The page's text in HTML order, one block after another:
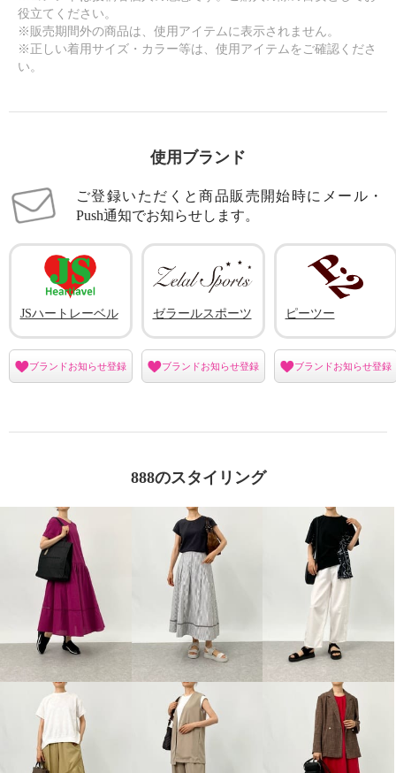
役立てください。
※販売期間外の商品は、使用アイテムに表示されません。
※正しい着用サイズ・カラー等は、使用アイテムをご確認くださ
い。
使用ブランド
ご登録いただくと商品販売開始時にメール・
Push通知でお知らせします。
JSハートレーベル
ブランドお知らせ登録
ゼラールスポーツ
ブランドお知らせ登録
ピーツー
ブランドお知らせ登録
888のスタイリング